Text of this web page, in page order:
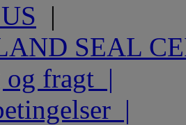
|
SEAL
og fragt |
|